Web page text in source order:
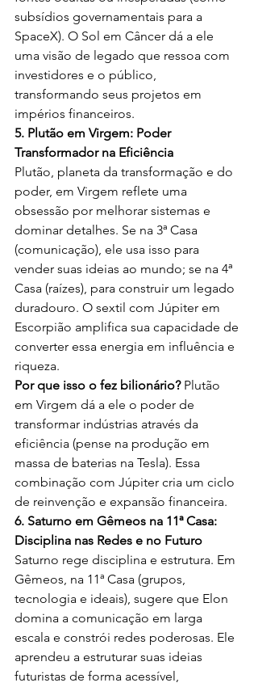
subsídios governamentais para a
SpaceX). O Sol em Câncer dá a ele
uma visão de legado que ressoa com
investidores e o público,
transformando seus projetos em
impérios financeiros.
5. Plutão em Virgem: Poder
Transformador na Eficiência
Plutão, planeta da transformação e do
poder, em Virgem reflete uma
obsessão por melhorar sistemas e
dominar detalhes. Se na 3ª Casa
(comunicação), ele usa isso para
vender suas ideias ao mundo; se na 4ª
Casa (raízes), para construir um legado
duradouro. O sextil com Júpiter em
Escorpião amplifica sua capacidade de
converter essa energia em influência e
riqueza.
Por que isso o fez bilionário? Plutão
em Virgem dá a ele o poder de
transformar indústrias através da
eficiência (pense na produção em
massa de baterias na Tesla). Essa
combinação com Júpiter cria um ciclo
de reinvenção e expansão financeira.
6. Saturno em Gêmeos na 11ª Casa:
Disciplina nas Redes e no Futuro
Saturno rege disciplina e estrutura. Em
Gêmeos, na 11ª Casa (grupos,
tecnologia e ideais), sugere que Elon
domina a comunicação em larga
escala e constrói redes poderosas. Ele
aprendeu a estruturar suas ideias
futuristas de forma acessível,